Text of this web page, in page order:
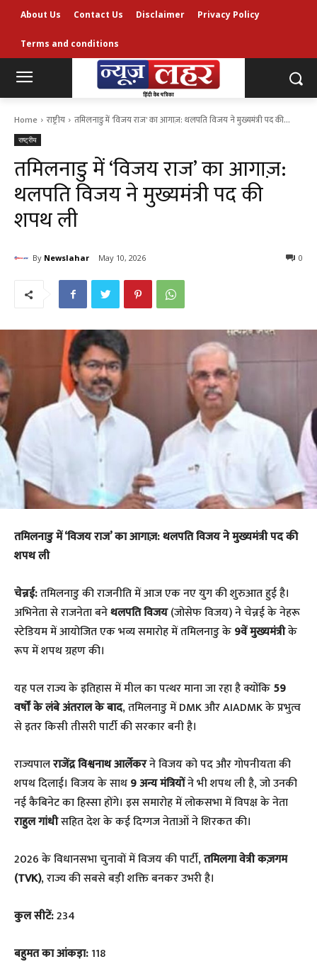
About Us Contact Us Disclaimer Privacy Policy
Terms and conditions
Home राष्ट्रीय तमिलनाडु में 'विजय राज' का आगाज़: थलपति विजय ने मुख्यमंत्री पद की...
राष्ट्रीय
तमिलनाडु में ‘विजय राज’ का आगाज़:
थलपति विजय ने मुख्यमंत्री पद की
शपथ ली
By Newslahar May 10, 2026 0
तमिलनाडु में ‘विजय राज’ का आगाज़: थलपति विजय ने मुख्यमंत्री पद की
शपथ ली
चेन्नई:तमिलनाडु की राजनीति में आज एक नए युग की शुरुआत हुई है।
अभिनेता से राजनेता बनेथलपति विजय(जोसेफ विजय) ने चेन्नई के नेहरू
स्टेडियम में आयोजित एक भव्य समारोह में तमिलनाडु के9वें मुख्यमंत्रीके
रूप में शपथ ग्रहण की।
​यह पल राज्य के इतिहास में मील का पत्थर माना जा रहा है क्योंकि59
वर्षों के लंबे अंतराल के बाद, तमिलनाडु में DMK और AIADMK के प्रभुत्व
से इतर किसी तीसरी पार्टी की सरकार बनी है।
​राज्यपालराजेंद्र विश्वनाथ आर्लेकरने विजय को पद और गोपनीयता की
शपथ दिलाई। विजय के साथ9 अन्य मंत्रियोंने भी शपथ ली है, जो उनकी
नई कैबिनेट का हिस्सा होंगे। इस समारोह में लोकसभा में विपक्ष के नेता
राहुल गांधीसहित देश के कई दिग्गज नेताओं ने शिरकत की।
​2026 के विधानसभा चुनावों में विजय की पार्टी,तमिलगा वेत्री कज़गम
(TVK), राज्य की सबसे बड़ी शक्ति बनकर उभरी है।
कुल सीटें:234
बहुमत का आंकड़ा:118